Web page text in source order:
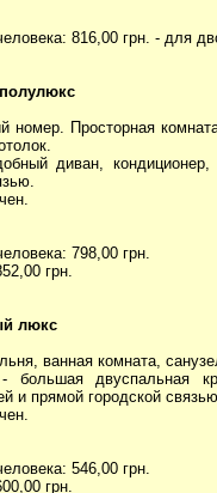
816,00 грн. - для
номер. Просторная
диван,
798,00 грн.
грн.
люкс
ванная комната,
большая двуспальная
и прямой городской
546,00 грн.
грн.